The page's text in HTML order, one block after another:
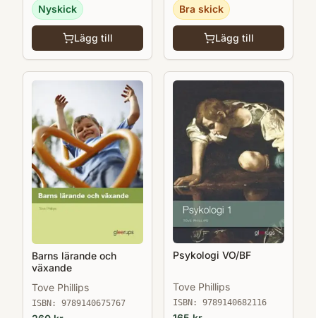
Nyskick
Lägg till
Bra skick
Lägg till
Barns lärande och
växande
Tove Phillips
ISBN: 9789140675767
Psykologi VO/BF
Tove Phillips
ISBN: 9789140682116